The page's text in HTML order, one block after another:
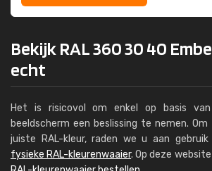
Bekijk RAL 360 30 40
echt
Het is risicovol om enkel op basis
beeldscherm een beslissing te nemen.
juiste RAL-kleur, raden we u aan
fysieke RAL-kleurenwaaier. Op deze